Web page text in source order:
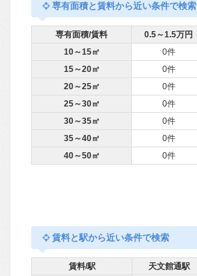
専有面積と賃料から近い条件で検索
専有面積/賃料 0.5～1.5万円
10～15㎡
0件
15～20㎡
0件
20～25㎡
0件
25～30㎡
0件
30～35㎡
0件
35～40㎡
0件
40～50㎡
0件
賃料と駅から近い条件で検索
賃料/駅 天文館通駅